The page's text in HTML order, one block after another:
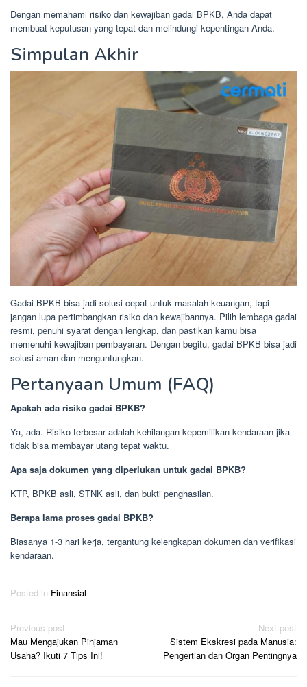
Dengan memahami risiko dan kewajiban gadai BPKB, Anda dapat
membuat keputusan yang tepat dan melindungi kepentingan Anda.
Simpulan Akhir
Gadai BPKB bisa jadi solusi cepat untuk masalah keuangan, tapi
jangan lupa pertimbangkan risiko dan kewajibannya. Pilih lembaga gadai
resmi, penuhi syarat dengan lengkap, dan pastikan kamu bisa
memenuhi kewajiban pembayaran. Dengan begitu, gadai BPKB bisa jadi
solusi aman dan menguntungkan.
Pertanyaan Umum (FAQ)
Apakah ada risiko gadai BPKB?
Ya, ada. Risiko terbesar adalah kehilangan kepemilikan kendaraan jika
tidak bisa membayar utang tepat waktu.
Apa saja dokumen yang diperlukan untuk gadai BPKB?
KTP, BPKB asli, STNK asli, dan bukti penghasilan.
Berapa lama proses gadai BPKB?
Biasanya 1-3 hari kerja, tergantung kelengkapan dokumen dan verifikasi
kendaraan.
Posted in Finansial
Post
navigation
Previous post
Mau Mengajukan Pinjaman
Usaha? Ikuti 7 Tips Ini!
Next post
Sistem Ekskresi pada Manusia:
Pengertian dan Organ Pentingnya